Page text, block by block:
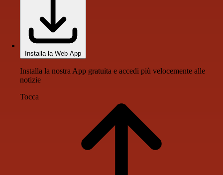
Installa la Web App
Installa la nostra App gratuita e accedi più velocemente alle
notizie
Tocca